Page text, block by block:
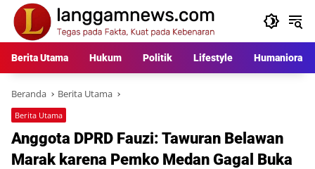
Langsung
konten
Berita Utama Hukum Politik Lifestyle Humaniora
Beranda Berita Utama
Berita Utama
Anggota DPRD Fauzi: Tawuran Belawan
Marak karena Pemko Medan Gagal Buka